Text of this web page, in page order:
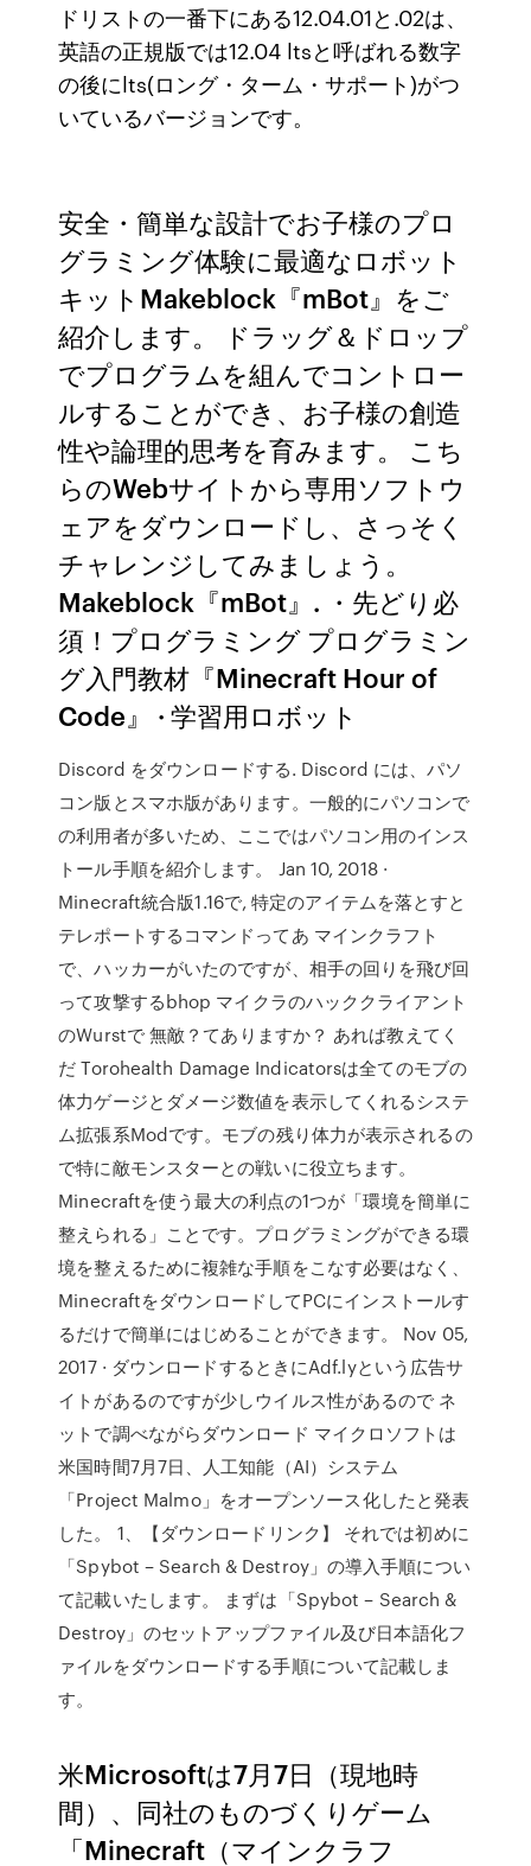
ドリストの一番下にある12.04.01と.02は、
英語の正規版では12.04 ltsと呼ばれる数字
の後にlts(ロング・ターム・サポート)がつ
いているバージョンです。
安全・簡単な設計でお子様のプロ
グラミング体験に最適なロボット
キットMakeblock『mBot』をご
紹介します。 ドラッグ＆ドロップ
でプログラムを組んでコントロー
ルすることができ、お子様の創造
性や論理的思考を育みます。 こち
らのWebサイトから専用ソフトウ
ェアをダウンロードし、さっそく
チャレンジしてみましょう。
Makeblock『mBot』. ・先どり必
須！プログラミング プログラミン
グ入門教材『Minecraft Hour of
Code』 · 学習用ロボット
Discord をダウンロードする. Discord には、パソ
コン版とスマホ版があります。一般的にパソコンで
の利用者が多いため、ここではパソコン用のインス
トール手順を紹介します。 Jan 10, 2018 ·
Minecraft統合版1.16で, 特定のアイテムを落とすと
テレポートするコマンドってあ マインクラフト
で、ハッカーがいたのですが、相手の回りを飛び回
って攻撃するbhop マイクラのハッククライアント
のWurstで 無敵？てありますか？ あれば教えてく
だ Torohealth Damage Indicatorsは全てのモブの
体力ゲージとダメージ数値を表示してくれるシステ
ム拡張系Modです。モブの残り体力が表示されるの
で特に敵モンスターとの戦いに役立ちます。
Minecraftを使う最大の利点の1つが「環境を簡単に
整えられる」ことです。プログラミングができる環
境を整えるために複雑な手順をこなす必要はなく、
MinecraftをダウンロードしてPCにインストールす
るだけで簡単にはじめることができます。 Nov 05,
2017 · ダウンロードするときにAdf.lyという広告サ
イトがあるのですが少しウイルス性があるので ネ
ットで調べながらダウンロード マイクロソフトは
米国時間7月7日、人工知能（AI）システム
「Project Malmo」をオープンソース化したと発表
した。 1、【ダウンロードリンク】 それでは初めに
「Spybot – Search & Destroy」の導入手順につい
て記載いたします。 まずは「Spybot – Search &
Destroy」のセットアップファイル及び日本語化フ
ァイルをダウンロードする手順について記載しま
す。
米Microsoftは7月7日（現地時
間）、同社のものづくりゲーム
「Minecraft（マインクラフ